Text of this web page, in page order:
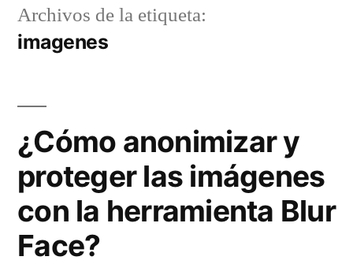
Archivos de la etiqueta:
imagenes
¿Cómo anonimizar y
proteger las imágenes
con la herramienta Blur
Face?